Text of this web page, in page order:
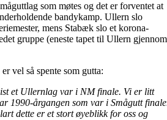
som møtes og det er forventet at
bandykamp. Ullern slo
mens Stabæk slo et korona-
gruppe (eneste tapet til Ullern gjennom
vel så spente som gutta:
et Ullernlag var i NM finale. Vi er litt
1990-årgangen som var i Smågutt
dette er et stort øyeblikk for oss og